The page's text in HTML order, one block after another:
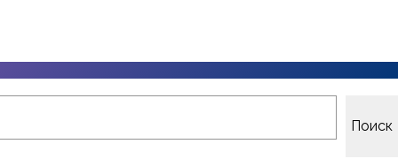
Поиск